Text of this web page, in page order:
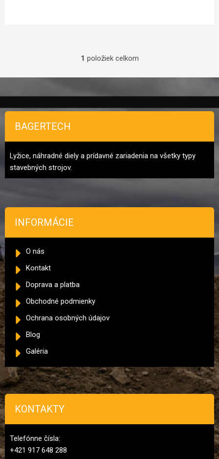
Ovládacie prvky výpisu
1 položiek celkom
BAGERTECH
Lyžice, náhradné diely a prídavné zariadenia na všetky typy
stavebných strojov.
INFORMÁCIE
O nás
Kontakt
Doprava a platba
Obchodné podmienky
Ochrana osobných údajov
Blog
Galéria
KONTAKTY
Telefónne čísla:
+421 917 648 288